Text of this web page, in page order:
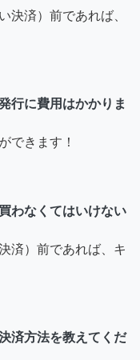
決済）前であれば、
行に費用はかかりま
できます！
わなくてはいけない
済）前であれば、キ
済方法を教えてくだ